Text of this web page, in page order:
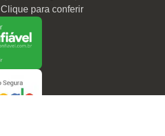
Clique para conferir